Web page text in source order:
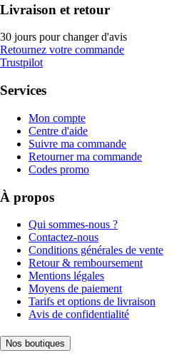
Livraison et retour
30 jours pour changer d'avis
Retournez votre commande
Trustpilot
Services
Mon compte
Centre d'aide
Suivre ma commande
Retourner ma commande
Codes promo
À propos
Qui sommes-nous ?
Contactez-nous
Conditions générales de vente
Retour & remboursement
Mentions légales
Moyens de paiement
Tarifs et options de livraison
Avis de confidentialité
Nos boutiques